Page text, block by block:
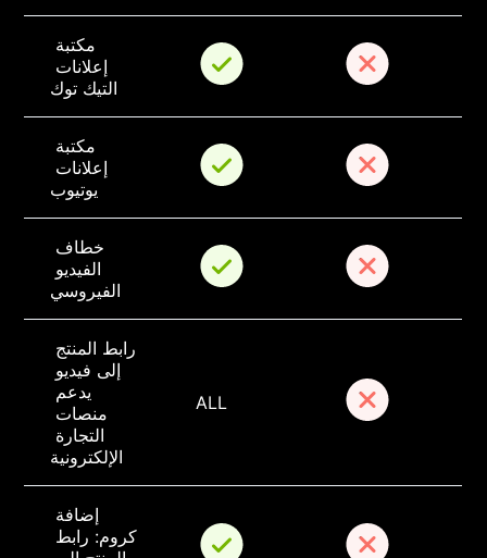
مكتبة
إعلانات
التيك توك
مكتبة
إعلانات
يوتيوب
خطاف
الفيديو
الفيروسي
رابط المنتج
إلى فيديو
يدعم
منصات
التجارة
الإلكترونية
ALL
إضافة
كروم: رابط